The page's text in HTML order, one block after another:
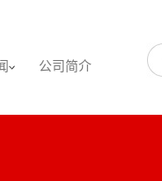
公司简介